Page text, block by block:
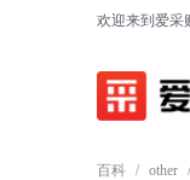
欢迎来到爱采
百科 / other /